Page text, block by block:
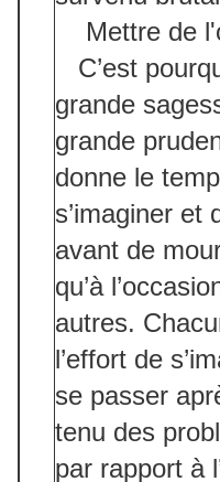
Mettre de
C’est
grande
grande
donne le
s’imaginer et
avant de
qu’à
autres.
l’effort de
se passer
tenu des
par rapport à